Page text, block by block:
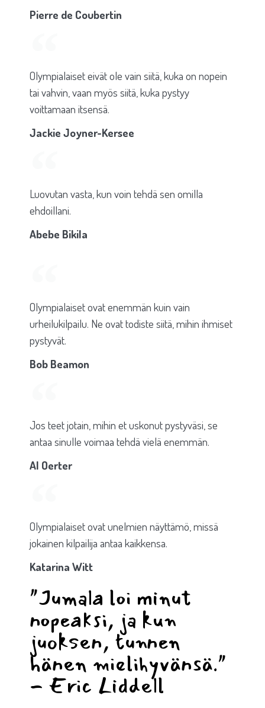
Pierre de Coubertin
Olympialaiset eivät ole vain siitä, kuka on nopein
tai vahvin, vaan myös siitä, kuka pystyy
voittamaan itsensä.
Jackie Joyner-Kersee
Luovutan vasta, kun voin tehdä sen omilla
ehdoillani.
Abebe Bikila
Olympialaiset ovat enemmän kuin vain
urheilukilpailu. Ne ovat todiste siitä, mihin ihmiset
pystyvät.
Bob Beamon
Jos teet jotain, mihin et uskonut pystyväsi, se
antaa sinulle voimaa tehdä vielä enemmän.
Al Oerter
Olympialaiset ovat unelmien näyttämö, missä
jokainen kilpailija antaa kaikkensa.
Katarina Witt
"Jumala loi minut
nopeaksi, ja kun
juoksen, tunnen
hänen mielihyvänsä."
- Eric Liddell